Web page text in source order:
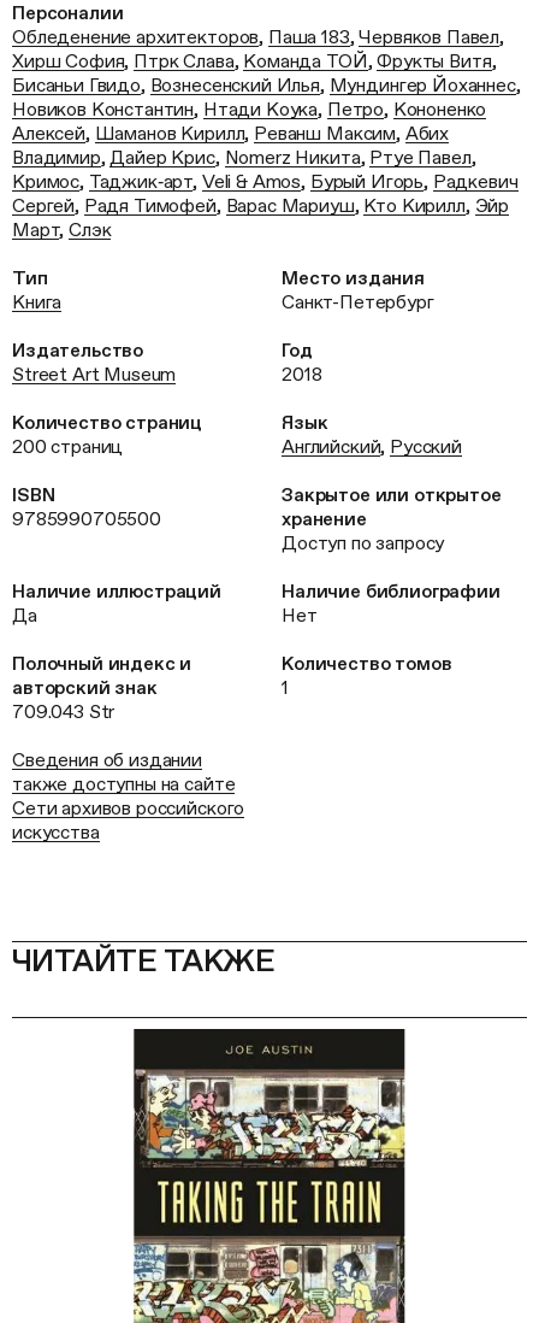
Персоналии
Обледенение архитекторов, Паша 183,Червяков Павел,
Хирш София, Птрк Слава, Команда ТОЙ,Фрукты Витя,
Бисаньи Гвидо, Вознесенский Илья, Мундингер Йоханнес,
Новиков Константин, Нтади Коука, Петро, Кононенко
Алексей, Шаманов Кирилл, Реванш Максим, Абих
Владимир,Дайер Крис, Nomerz Никита, Ртуе Павел,
Кримос, Таджик‑арт, Veli & Amos, Бурый Игорь, Радкевич
Сергей, Радя Тимофей, Варас Мариуш, Кто Кирилл, Эйр
Март,Слэк
Тип
Книга
Место издания
Санкт-Петербург
Издательство
Street Art Museum
Год
2018
Количество страниц
200 страниц
Язык
Английский, Русский
ISBN
9785990705500
Закрытое или открытое
хранение
Доступ по запросу
Наличие иллюстраций
Да
Наличие библиографии
Нет
Полочный индекс и
авторский знак
709.043 Str
Количество томов
1
Сведения об издании
также доступны на сайте
Сети архивов российского
искусства
ЧИТАЙТЕ ТАКЖЕ